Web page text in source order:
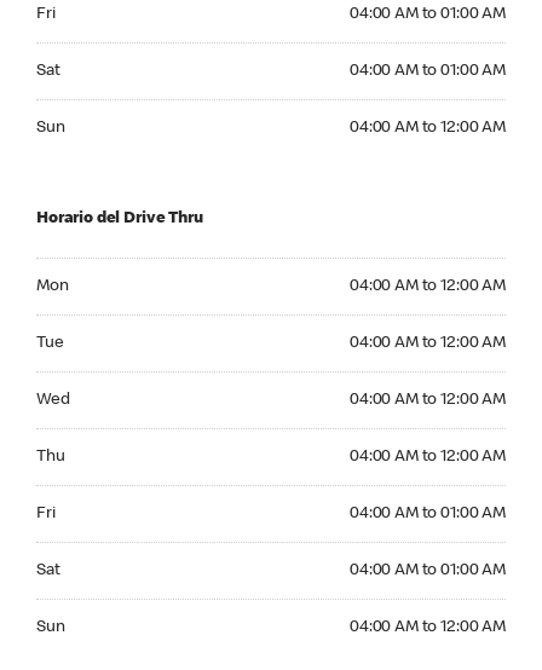
Fri 04:00 AM to 01:00 AM
Sat 04:00 AM to 01:00 AM
Sun 04:00 AM to 12:00 AM
Horario del Drive Thru
Mon 04:00 AM to 12:00 AM
Tue 04:00 AM to 12:00 AM
Wed 04:00 AM to 12:00 AM
Thu 04:00 AM to 12:00 AM
Fri 04:00 AM to 01:00 AM
Sat 04:00 AM to 01:00 AM
Sun 04:00 AM to 12:00 AM